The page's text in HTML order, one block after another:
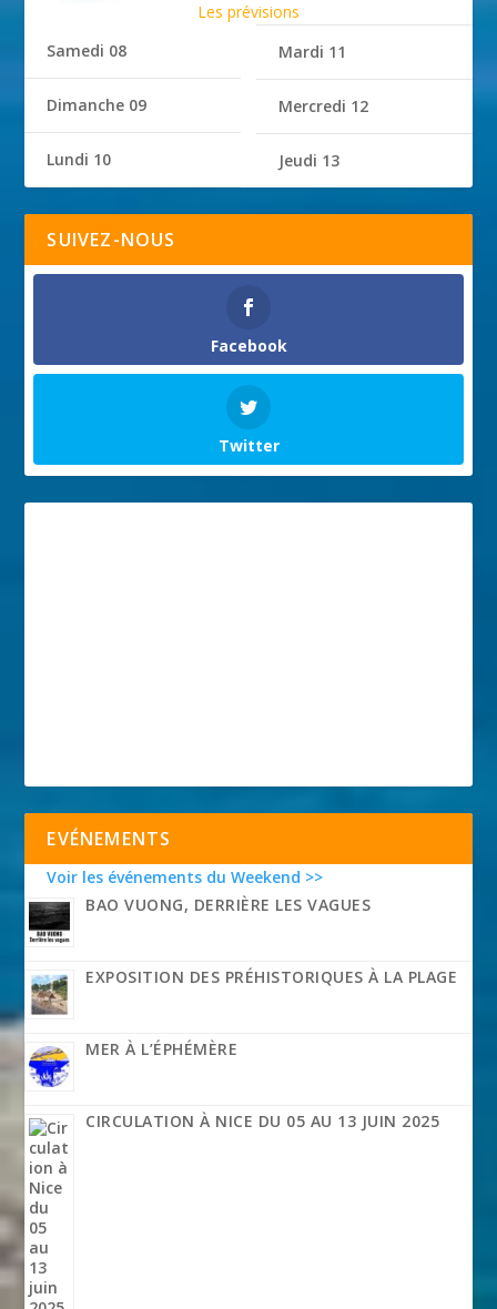
Les prévisions
Samedi 08
Dimanche 09
Lundi 10
Mardi 11
Mercredi 12
Jeudi 13
SUIVEZ-NOUS
Facebook
Twitter
EVÉNEMENTS
Voir les événements du Weekend >>
BAO VUONG, DERRIÈRE LES VAGUES
EXPOSITION DES PRÉHISTORIQUES À LA PLAGE
MER À L’ÉPHÉMÈRE
CIRCULATION À NICE DU 05 AU 13 JUIN 2025